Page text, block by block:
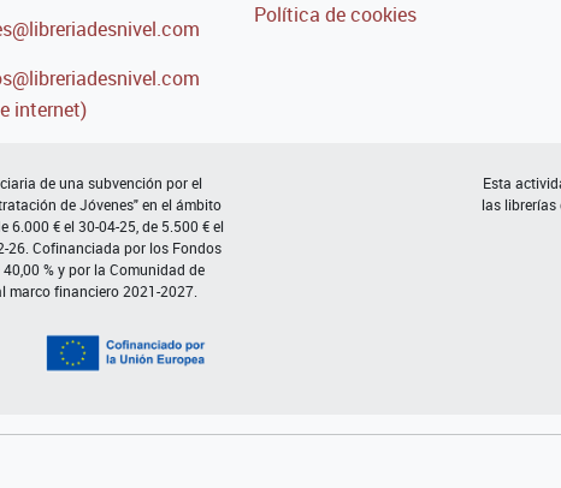
internet)
Política de cookies
de una subvención por el
de Jóvenes" en el ámbito
6.000 € el 30-04-25, de 5.500 € el
26. Cofinanciada por los Fondos
% y por la Comunidad de
marco financiero 2021-2027.
Esta
las